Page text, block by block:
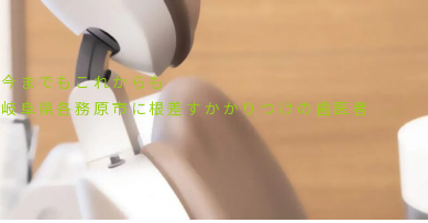
今までもこれからも
岐阜県各務原市に根差すかかりつけの歯医者